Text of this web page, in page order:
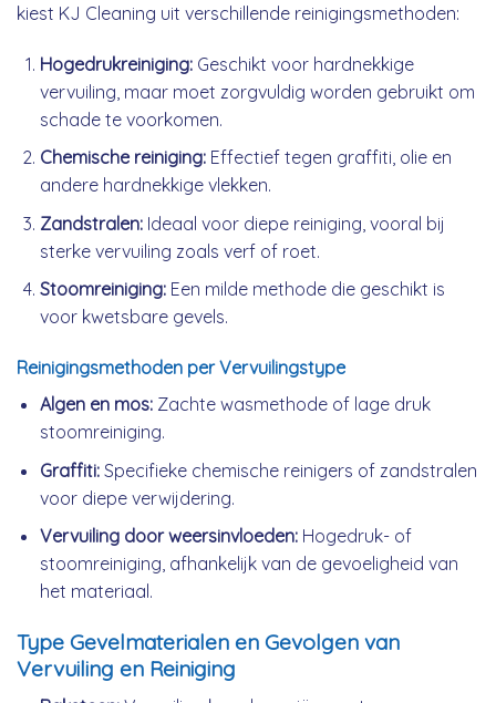
kiest KJ Cleaning uit verschillende reinigingsmethoden:
Hogedrukreiniging:Geschikt voor hardnekkige
vervuiling, maar moet zorgvuldig worden gebruikt om
schade te voorkomen.
Chemische reiniging:Effectief tegen graffiti, olie en
andere hardnekkige vlekken.
Zandstralen:Ideaal voor diepe reiniging, vooral bij
sterke vervuiling zoals verf of roet.
Stoomreiniging:Een milde methode die geschikt is
voor kwetsbare gevels.
Reinigingsmethoden per Vervuilingstype
Algen en mos:Zachte wasmethode of lage druk
stoomreiniging.
Graffiti:Specifieke chemische reinigers of zandstralen
voor diepe verwijdering.
Vervuiling door weersinvloeden:Hogedruk- of
stoomreiniging, afhankelijk van de gevoeligheid van
het materiaal.
Type Gevelmaterialen en Gevolgen van
Vervuiling en Reiniging